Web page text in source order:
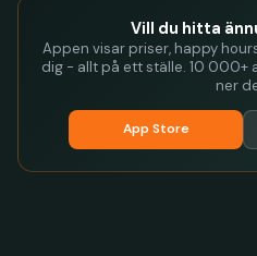
Vill du hitta
Appen visar priser, happy
dig - allt på ett ställe. 10 000+
ner
App Store